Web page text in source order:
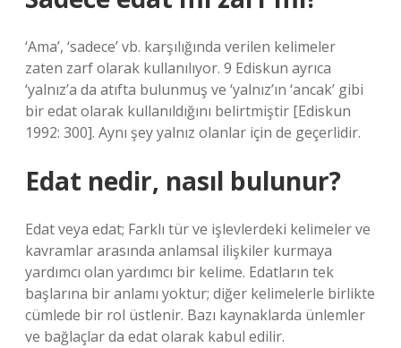
‘Ama’, ‘sadece’ vb. karşılığında verilen kelimeler
zaten zarf olarak kullanılıyor. 9 Ediskun ayrıca
‘yalnız’a da atıfta bulunmuş ve ‘yalnız’ın ‘ancak’ gibi
bir edat olarak kullanıldığını belirtmiştir [Ediskun
1992: 300]. Aynı şey yalnız olanlar için de geçerlidir.
Edat nedir, nasıl bulunur?
Edat veya edat; Farklı tür ve işlevlerdeki kelimeler ve
kavramlar arasında anlamsal ilişkiler kurmaya
yardımcı olan yardımcı bir kelime. Edatların tek
başlarına bir anlamı yoktur; diğer kelimelerle birlikte
cümlede bir rol üstlenir. Bazı kaynaklarda ünlemler
ve bağlaçlar da edat olarak kabul edilir.